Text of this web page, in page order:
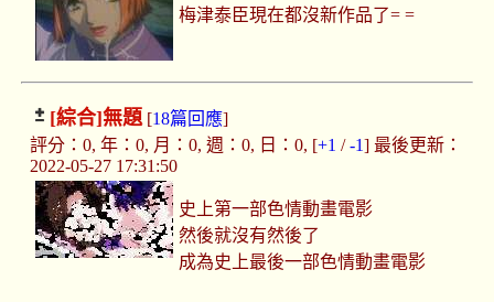
梅津泰臣現在都沒新作品了= =
[綜合]無題[18篇回應]
評分：0, 年：0, 月：0, 週：0, 日：0, [+1 /-1] 最後更新：
2022-05-27 17:31:50
史上第一部色情動畫電影
然後就沒有然後了
成為史上最後一部色情動畫電影